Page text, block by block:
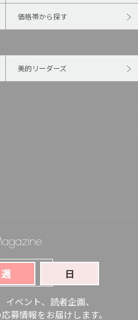
週 日
価格帯から探す
美的リーダーズ
する
ベント、読者企画、
募情報をお届けします。